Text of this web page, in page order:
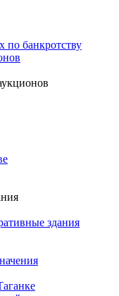
по банкротству
здания